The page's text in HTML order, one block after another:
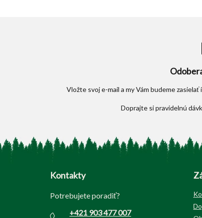
Vložte svoj e-mail a my Vám budeme
Z
Kontakty
Potrebujete poradiť?
+421 903 477 007